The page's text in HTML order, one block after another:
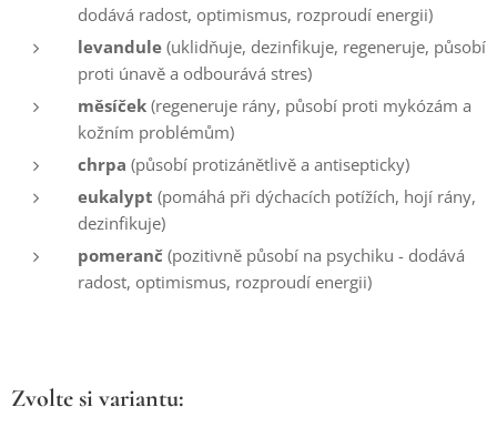
dodává radost, optimismus, rozproudí energii)
levandule (uklidňuje, dezinfikuje, regeneruje, působí
proti únavě a odbourává stres)
měsíček (regeneruje rány, působí proti mykózám a
kožním problémům)
chrpa (působí protizánětlivě a antisepticky)
eukalypt (pomáhá při dýchacích potížích, hojí rány,
dezinfikuje)
pomeranč (pozitivně působí na psychiku - dodává
radost, optimismus, rozproudí energii)
Zvolte si variantu: